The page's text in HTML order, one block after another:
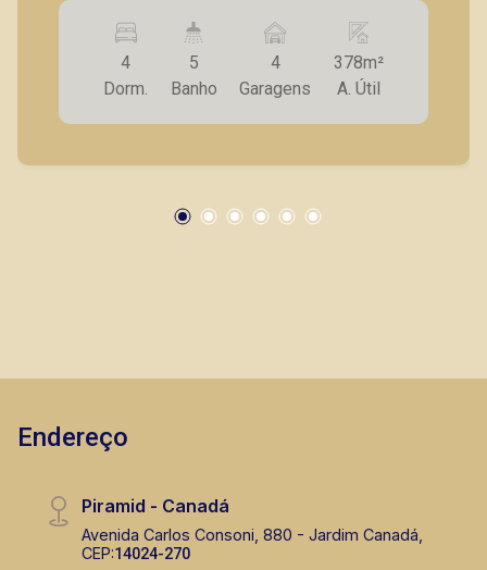
planejada, wc de serviço, 4 vagas de garagem.
4
Dorm.
5
Banho
4
Garagens
378m²
A. Útil
Endereço
Piramid - Canadá
Avenida Carlos Consoni, 880 - Jardim Canadá,
CEP:14024-270